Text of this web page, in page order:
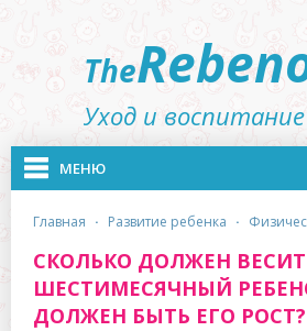
The
Уход и
МЕНЮ
главная · развитие ребенка ·
СКОЛЬКО ДОЛЖЕН
ШЕСТИМЕСЯЧНЫЙ
ДОЛЖЕН БЫТЬ ЕГО РОСТ?